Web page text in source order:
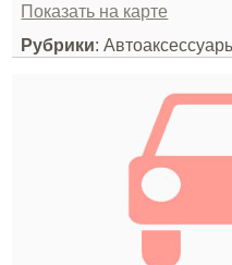
Показать на карте
Рубрики: